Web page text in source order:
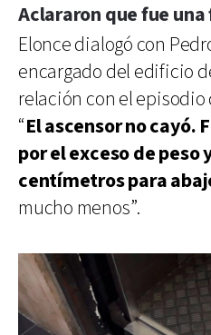
Aclararon que fue
Elonce dialogó con
encargado del edificio
relación con el episodio
“El ascensor no cayó.
por el exceso de peso
centímetros para
mucho menos”.